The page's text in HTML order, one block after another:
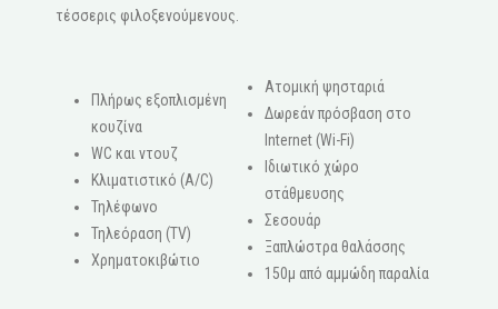
τέσσερις φιλοξενούμενους.
Πλήρως εξοπλισμένη
κουζίνα
WC και ντουζ
Κλιματιστικό (A/C)
Τηλέφωνο
Τηλεόραση (ΤV)
Χρηματοκιβώτιο
Ατομική ψησταριά
Δωρεάν πρόσβαση στο
Internet (Wi-Fi)
Ιδιωτικό χώρο
στάθμευσης
Σεσουάρ
Ξαπλώστρα θαλάσσης
150μ από αμμώδη παραλία